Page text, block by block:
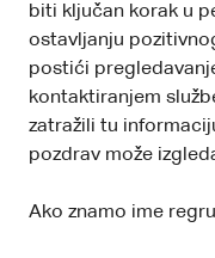
biti ključan korak u
ostavljanju
postići
kontaktiranjem
zatražili tu
pozdrav može
Ako znamo ime